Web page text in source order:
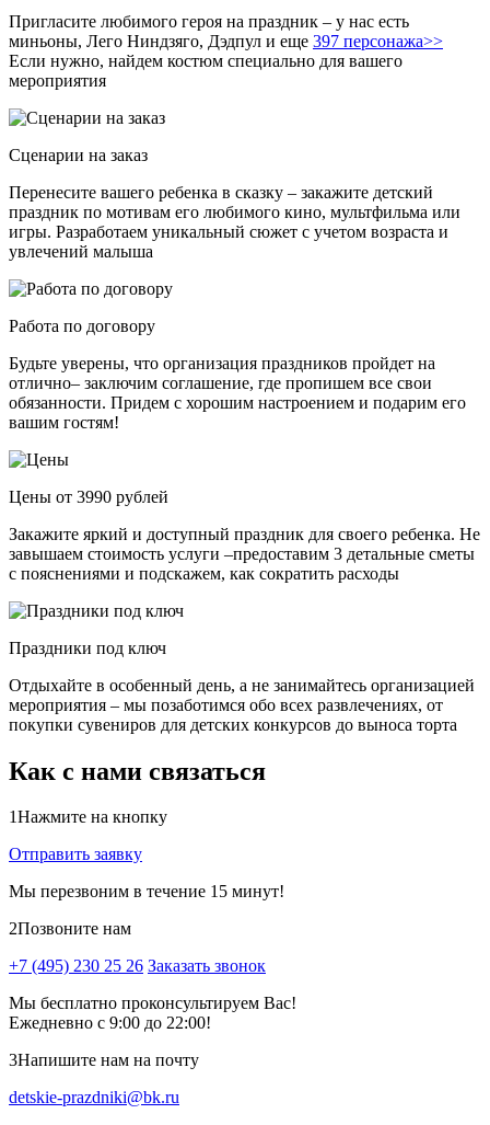
Пригласите любимого героя на праздник – у нас есть
миньоны, Лего Ниндзяго, Дэдпул и еще 397 персонажа>>
Если нужно, найдем костюм специально для вашего
мероприятия
Сценарии на заказ
Перенесите вашего ребенка в сказку – закажите детский
праздник по мотивам его любимого кино, мультфильма или
игры. Разработаем уникальный сюжет с учетом возраста и
увлечений малыша
Работа по договору
Будьте уверены, что организация праздников пройдет на
отлично– заключим соглашение, где пропишем все свои
обязанности. Придем с хорошим настроением и подарим его
вашим гостям!
Цены от 3990 рублей
Закажите яркий и доступный праздник для своего ребенка. Не
завышаем стоимость услуги –предоставим 3 детальные сметы
с пояснениями и подскажем, как сократить расходы
Праздники под ключ
Отдыхайте в особенный день, а не занимайтесь организацией
мероприятия – мы позаботимся обо всех развлечениях, от
покупки сувениров для детских конкурсов до выноса торта
Как с нами связаться
1Нажмите на кнопку
Отправить заявку
Мы перезвоним в течение 15 минут!
2Позвоните нам
+7 (495) 230 25 26 Заказать звонок
Мы бесплатно проконсультируем Вас!
Ежедневно с 9:00 до 22:00!
3Напишите нам на почту
detskie-prazdniki@bk.ru